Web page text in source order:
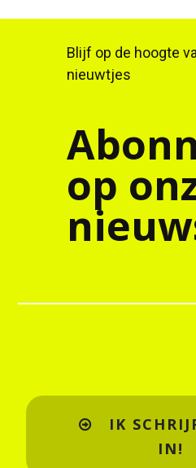
Blijf op de hoogte
nieuwtjes
op
IK
IN!